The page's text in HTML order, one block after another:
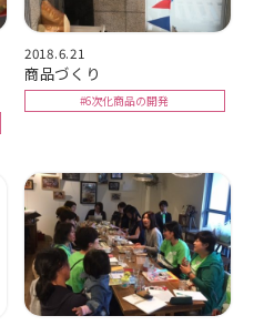
2018.6.21
商品づくり
#6次化商品の開発